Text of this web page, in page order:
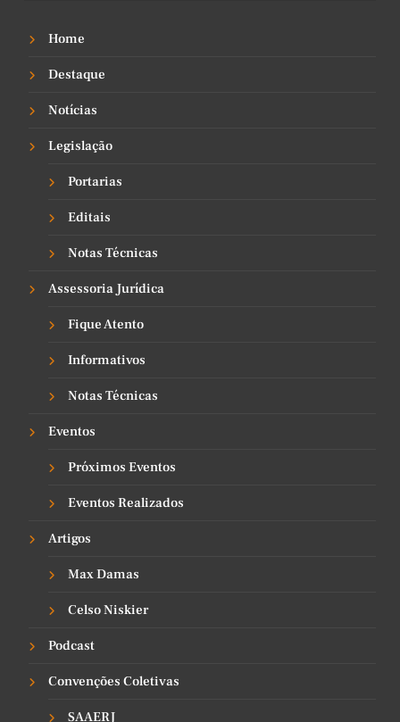
Home
Destaque
Notícias
Legislação
Portarias
Editais
Notas Técnicas
Assessoria Jurídica
Fique Atento
Informativos
Notas Técnicas
Eventos
Próximos Eventos
Eventos Realizados
Artigos
Max Damas
⁠Celso Niskier
Podcast
Convenções Coletivas
SAAERJ